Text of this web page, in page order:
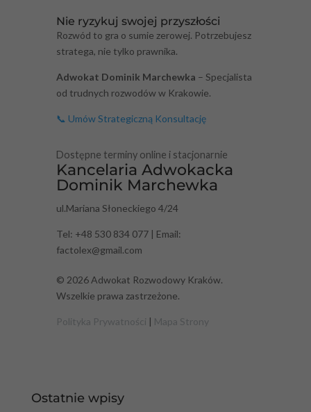
Nie ryzykuj swojej przyszłości
Rozwód to gra o sumie zerowej. Potrzebujesz
stratega, nie tylko prawnika.
Adwokat Dominik Marchewka – Specjalista
od trudnych rozwodów w Krakowie.
📞 Umów Strategiczną Konsultację
Dostępne terminy online i stacjonarnie
Kancelaria Adwokacka
Dominik Marchewka
ul.Mariana Słoneckiego 4/24
Tel: +48 530 834 077 | Email:
factolex@gmail.com
© 2026 Adwokat Rozwodowy Kraków.
Wszelkie prawa zastrzeżone.
Polityka Prywatności | Mapa Strony
Ostatnie wpisy